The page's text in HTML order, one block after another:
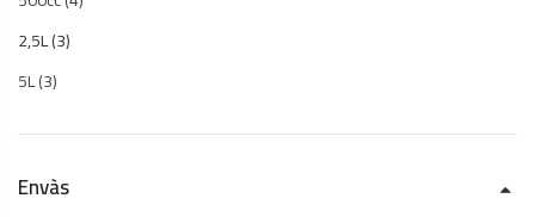
2,5L(3)
5L(3)
Envàs